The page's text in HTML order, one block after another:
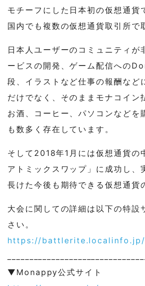
モチーフにした日本初の仮想通貨
国内でも複数の仮想通貨取引所で
日本人ユーザーのコミュニティが
ービスの開発、ゲーム配信への
段、 イラストなど仕事の報酬など
だけでなく、 そのままモナコイン
お酒、コーヒー、パソコンなどを
も数多く存在しています。
そして2018年1月には仮想通貨の
アトミックスワップ」に成功し、
長けた今後も期待できる仮想通貨
大会に関しての詳細は以下の特設
さい。
https://battlerite.localinfo. jp/
▼Monappy公式サイト